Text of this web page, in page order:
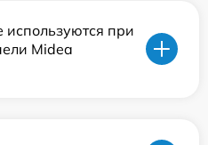
при
Midea